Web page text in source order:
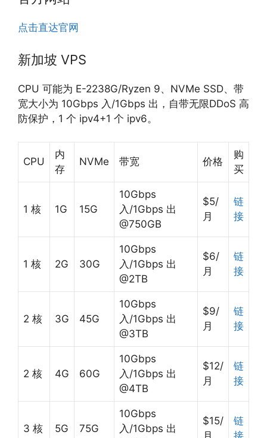
点击直达官网
新加坡 VPS
CPU 可能为 E-2238G/Ryzen 9、NVMe SSD、带
宽大小为 10Gbps 入/1Gbps 出，自带无限DDoS 高
防保护，1 个 ipv4+1 个 ipv6。
CPU
内
存
NVMe 带宽 价格
购
买
1 核 1G 15G
10Gbps
入/1Gbps 出
@750GB
$5/
月
链
接
1 核 2G 30G
10Gbps
入/1Gbps 出
@2TB
$6/
月
链
接
2 核 3G 45G
10Gbps
入/1Gbps 出
@3TB
$9/
月
链
接
2 核 4G 60G
10Gbps
入/1Gbps 出
@4TB
$12/
月
链
接
3 核 5G 75G
10Gbps
入/1Gbps 出
$15/
月
链
接